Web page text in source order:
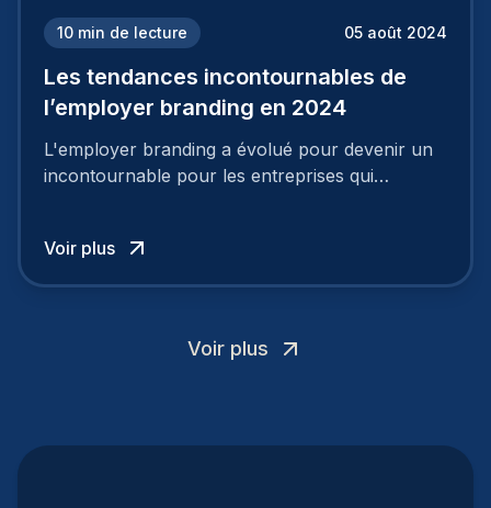
10 min de lecture 05 août 2024
Les tendances incontournables de
l’employer branding en 2024
L'employer branding a évolué pour devenir un
incontournable pour les entreprises qui
Voir plus
Voir plus